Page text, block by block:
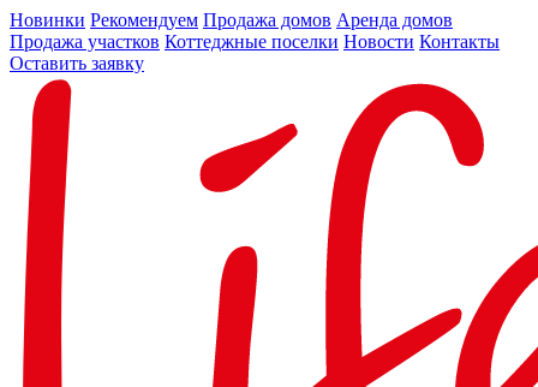
Новинки Рекомендуем Продажа домов Аренда домов
Продажа участков Коттеджные поселки Новости Контакты
Оставить заявку